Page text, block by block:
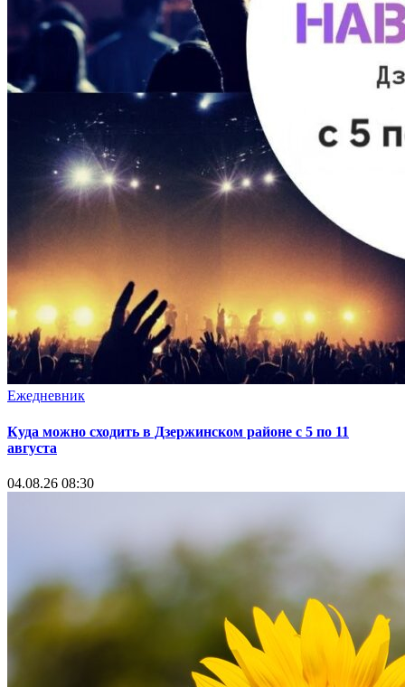
Ежедневник
Куда можно сходить в Дзержинском районе с 5 по 11
августа
04.08.26 08:30